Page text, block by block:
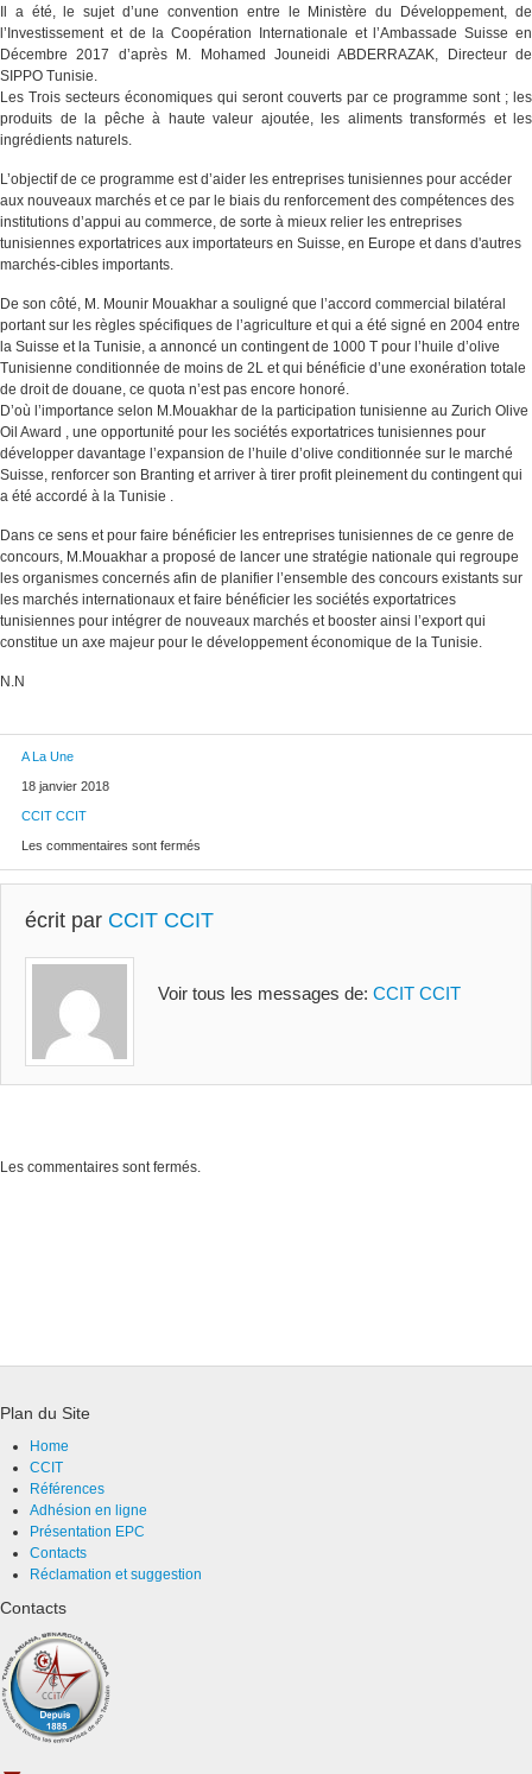
Il a été, le sujet d’une convention entre le Ministère du Développement, de
l’Investissement et de la Coopération Internationale et l’Ambassade Suisse en
Décembre 2017 d’après M. Mohamed Jouneidi ABDERRAZAK, Directeur de
SIPPO Tunisie.
Les Trois secteurs économiques qui seront couverts par ce programme sont ; les
produits de la pêche à haute valeur ajoutée, les aliments transformés et les
ingrédients naturels.
L’objectif de ce programme est d’aider les entreprises tunisiennes pour accéder
aux nouveaux marchés et ce par le biais du renforcement des compétences des
institutions d’appui au commerce, de sorte à mieux relier les entreprises
tunisiennes exportatrices aux importateurs en Suisse, en Europe et dans d'autres
marchés-cibles importants.
De son côté, M. Mounir Mouakhar a souligné que l’accord commercial bilatéral
portant sur les règles spécifiques de l’agriculture et qui a été signé en 2004 entre
la Suisse et la Tunisie, a annoncé un contingent de 1000 T pour l’huile d’olive
Tunisienne conditionnée de moins de 2L et qui bénéficie d’une exonération totale
de droit de douane, ce quota n’est pas encore honoré.
D’où l’importance selon M.Mouakhar de la participation tunisienne au Zurich Olive
Oil Award , une opportunité pour les sociétés exportatrices tunisiennes pour
développer davantage l’expansion de l’huile d’olive conditionnée sur le marché
Suisse, renforcer son Branting et arriver à tirer profit pleinement du contingent qui
a été accordé à la Tunisie .
Dans ce sens et pour faire bénéficier les entreprises tunisiennes de ce genre de
concours, M.Mouakhar a proposé de lancer une stratégie nationale qui regroupe
les organismes concernés afin de planifier l’ensemble des concours existants sur
les marchés internationaux et faire bénéficier les sociétés exportatrices
tunisiennes pour intégrer de nouveaux marchés et booster ainsi l’export qui
constitue un axe majeur pour le développement économique de la Tunisie.
N.N
A La Une
18 janvier 2018
CCIT CCIT
Les commentaires sont fermés
écrit par CCIT CCIT
Voir tous les messages de: CCIT CCIT
Les commentaires sont fermés.
Plan du Site
Home
CCIT
Références
Adhésion en ligne
Présentation EPC
Contacts
Réclamation et suggestion
Contacts